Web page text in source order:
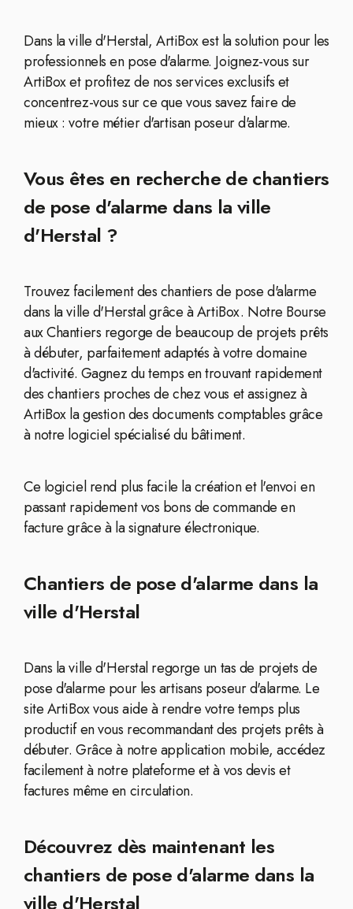
Dans la ville d'Herstal, ArtiBox est la solution pour les
professionnels en pose d'alarme. Joignez-vous sur
ArtiBox et profitez de nos services exclusifs et
concentrez-vous sur ce que vous savez faire de
mieux : votre métier d'artisan poseur d'alarme.
Vous êtes en recherche de chantiers
de pose d'alarme dans la ville
d'Herstal ?
Trouvez facilement des chantiers de pose d'alarme
dans la ville d'Herstal grâce à ArtiBox. Notre Bourse
aux Chantiers regorge de beaucoup de projets prêts
à débuter, parfaitement adaptés à votre domaine
d'activité. Gagnez du temps en trouvant rapidement
des chantiers proches de chez vous et assignez à
ArtiBox la gestion des documents comptables grâce
à notre logiciel spécialisé du bâtiment.
Ce logiciel rend plus facile la création et l'envoi en
passant rapidement vos bons de commande en
facture grâce à la signature électronique.
Chantiers de pose d'alarme dans la
ville d'Herstal
Dans la ville d'Herstal regorge un tas de projets de
pose d'alarme pour les artisans poseur d'alarme. Le
site ArtiBox vous aide à rendre votre temps plus
productif en vous recommandant des projets prêts à
débuter. Grâce à notre application mobile, accédez
facilement à notre plateforme et à vos devis et
factures même en circulation.
Découvrez dès maintenant les
chantiers de pose d'alarme dans la
ville d'Herstal